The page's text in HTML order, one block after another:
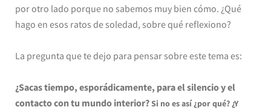
por otro lado porque no sabemos muy bien cómo. ¿Qué
hago en esos ratos de soledad, sobre qué reflexiono?
La pregunta que te dejo para pensar sobre este tema es:
¿Sacas tiempo, esporádicamente, para el silencio y el
contacto con tu mundo interior?Si no es así ¿por qué? ¿Y